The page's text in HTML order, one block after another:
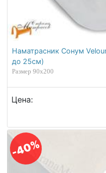
Наматрасник Сонум
до 25см)
Размер 90х200
Цена:
-40%